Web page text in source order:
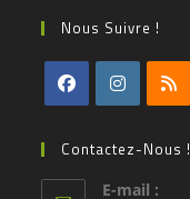
Nous Suivre !
Contactez-Nous !
E-mail :